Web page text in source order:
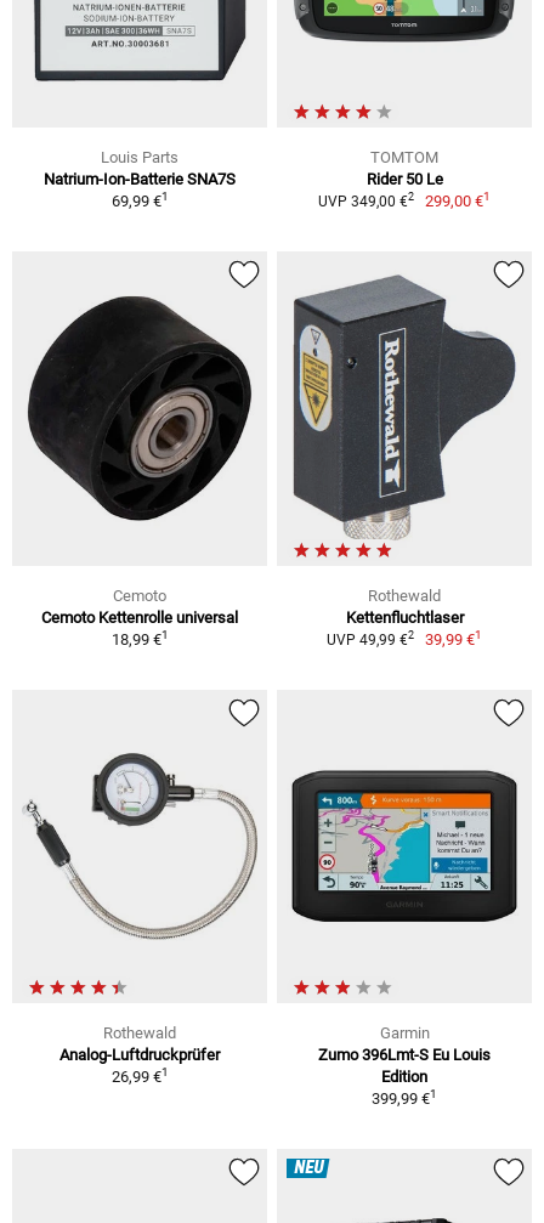
Louis Parts
Natrium-Ion-Batterie SNA7S
69,99 €1
TOMTOM
Rider 50 Le
UVP 349,00 €2 299,00 €1
Cemoto
Cemoto Kettenrolle universal
18,99 €1
Rothewald
Kettenfluchtlaser
UVP 49,99 €2 39,99 €1
Rothewald
Analog-Luftdruckprüfer
26,99 €1
Garmin
Zumo 396Lmt-S Eu Louis
Edition
399,99 €1
NEU